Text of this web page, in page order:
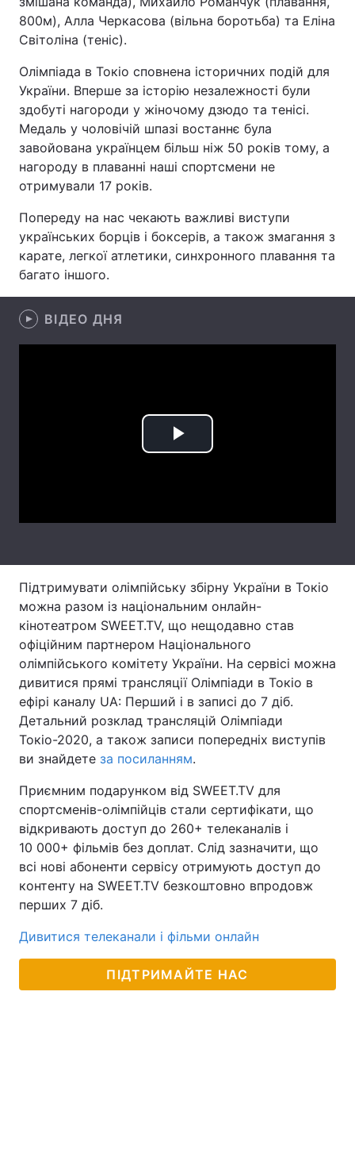
Здоров'я Туризм
Цікавинки
Екологія Регіони
Лонгріди
Інтерв'ю
Архів Вакансії
Контакти
Послуги
800м), Алла Черкасова (вільна боротьба) та Еліна
Світоліна (теніс).
Олімпіада в Токіо сповнена історичних подій для
України. Вперше за історію незалежності були
здобуті нагороди у жіночому дзюдо та тенісі.
Медаль у чоловічій шпазі востаннє була
завойована українцем більш ніж 50 років тому, а
нагороду в плаванні наші спортсмени не
отримували 17 років.
Попереду на нас чекають важливі виступи
українських борців і боксерів, а також змагання з
карате, легкої атлетики, синхронного плавання та
багато іншого.
ВІДЕО ДНЯ
Play
Підтримувати олімпійську збірну України в Токіо
можна разом із національним онлайн-
кінотеатром SWEET.TV, що нещодавно став
офіційним партнером Національного
олімпійського комітету України. На сервісі можна
дивитися прямі трансляції Олімпіади в Токіо в
ефірі каналу UA: Перший і в записі до 7 діб.
Детальний розклад трансляцій Олімпіади
Токіо-2020, а також записи попередніх виступів
ви знайдете за посиланням.
Приємним подарунком від SWEET.TV для
спортсменів-олімпійців стали сертифікати, що
відкривають доступ до 260+ телеканалів і
10 000+ фільмів без доплат. Слід зазначити, що
всі нові абоненти сервісу отримують доступ до
контенту на SWEET.TV безкоштовно впродовж
перших 7 діб.
Дивитися телеканали і фільми онлайн
ПІДТРИМАЙТЕ НАС